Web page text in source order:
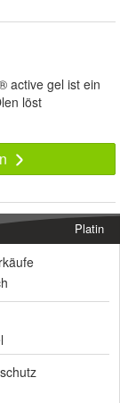
active gel ist ein
löst
Platin